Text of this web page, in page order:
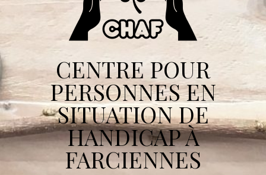
CENTRE POUR
PERSONNES EN
SITUATION DE
HANDICAP À
FARCIENNES